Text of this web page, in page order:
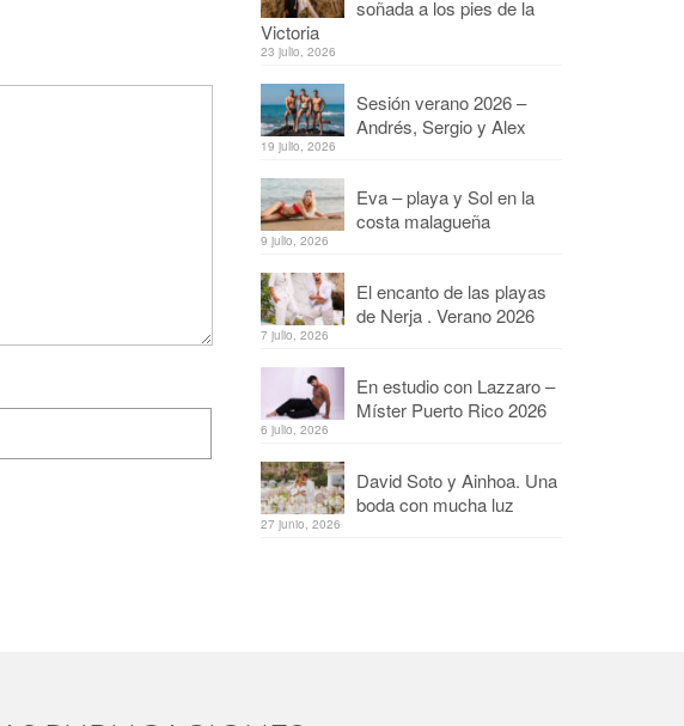
soñada a los pies de la
Victoria
23 julio, 2026
Sesión verano 2026 –
Andrés, Sergio y Alex
19 julio, 2026
Eva – playa y Sol en la
costa malagueña
9 julio, 2026
El encanto de las playas
de Nerja . Verano 2026
7 julio, 2026
En estudio con Lazzaro –
Míster Puerto Rico 2026
6 julio, 2026
David Soto y Ainhoa. Una
boda con mucha luz
27 junio, 2026